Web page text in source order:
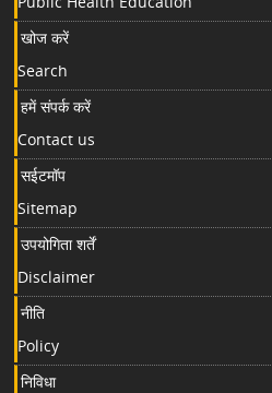
खोज करें
Search
हमें संपर्क करें
Contact us
सईटमॉप
Sitemap
उपयोगिता शर्तें
Disclaimer
नीति
Policy
निविधा